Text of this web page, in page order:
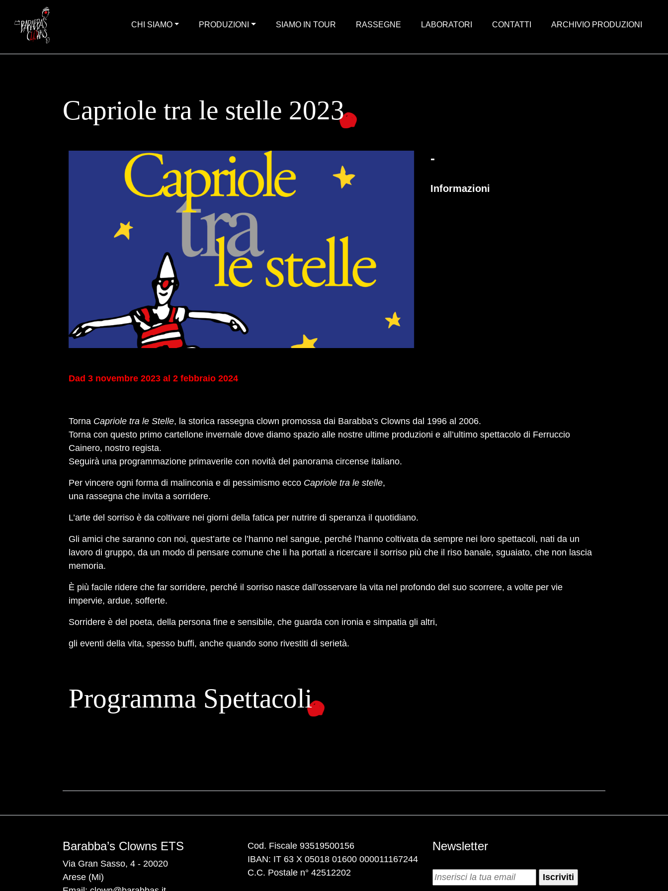
CHI SIAMO PRODUZIONI SIAMO IN TOUR RASSEGNE LABORATORI CONTATTI ARCHIVIO PRODUZIONI
Capriole tra le stelle 2023
-
Informazioni
Dad 3 novembre 2023 al 2 febbraio 2024
Torna Capriole tra le Stelle, la storica rassegna clown promossa dai Barabba’s Clowns dal 1996 al 2006.
Torna con questo primo cartellone invernale dove diamo spazio alle nostre ultime produzioni e all’ultimo spettacolo di Ferruccio
Cainero, nostro regista.
Seguirà una programmazione primaverile con novità del panorama circense italiano.
Per vincere ogni forma di malinconia e di pessimismo ecco Capriole tra le stelle,
una rassegna che invita a sorridere.
L’arte del sorriso è da coltivare nei giorni della fatica per nutrire di speranza il quotidiano.
Gli amici che saranno con noi, quest’arte ce l’hanno nel sangue, perché l’hanno coltivata da sempre nei loro spettacoli, nati da un
lavoro di gruppo, da un modo di pensare comune che li ha portati a ricercare il sorriso più che il riso banale, sguaiato, che non lascia
memoria.
È più facile ridere che far sorridere, perché il sorriso nasce dall’osservare la vita nel profondo del suo scorrere, a volte per vie
impervie, ardue, sofferte.
Sorridere è del poeta, della persona fine e sensibile, che guarda con ironia e simpatia gli altri,
gli eventi della vita, spesso buffi, anche quando sono rivestiti di serietà.
Programma Spettacoli
Barabba’s Clowns ETS
Via Gran Sasso, 4 - 20020
Arese (Mi)
Cod. Fiscale 93519500156
IBAN: IT 63 X 05018 01600 000011167244
C.C. Postale n° 42512202
Newsletter